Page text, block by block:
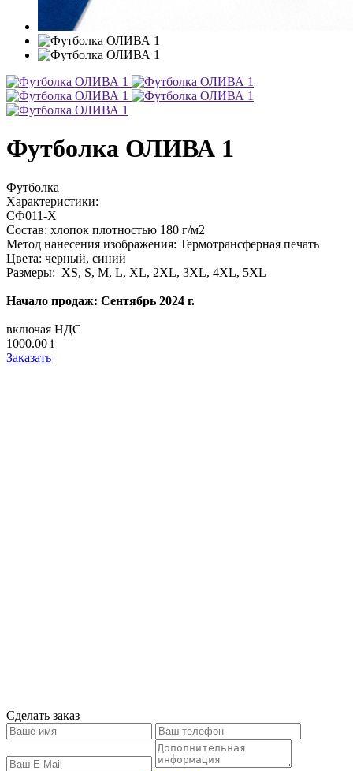
Футболка ОЛИВА 1
Футболка
Характеристики:
СФ011-Х
Состав: хлопок плотностью 180 г/м2
Метод нанесения изображения: Термотрансферная печать
Цвета: черный, синий
Размеры: XS, S, M, L, XL, 2XL, 3XL, 4XL, 5XL
Начало продаж: Сентябрь 2024 г.
включая НДС
1000.00 i
Заказать
Сделать заказ